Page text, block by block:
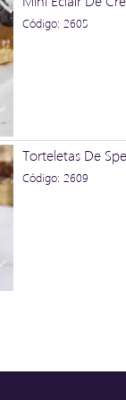
Código: 2605
Torteletas De
Código: 2609